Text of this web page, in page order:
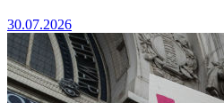
30.07.2026